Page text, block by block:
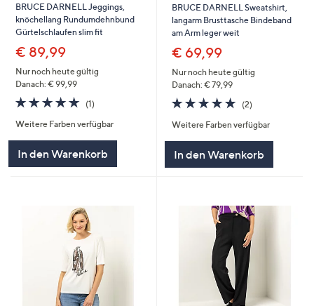
BRUCE DARNELL Jeggings,
knöchellang Rundumdehnbund
Gürtelschlaufen slim fit
€ 89,99
Nur noch heute gültig
Danach: € 99,99
5.0
von
5
(1)
Weitere Farben verfügbar
In den Warenkorb
BRUCE DARNELL Sweatshirt,
langarm Brusttasche Bindeband
am Arm leger weit
€ 69,99
Nur noch heute gültig
Danach: € 79,99
5.0
von
5
(2)
Weitere Farben verfügbar
In den Warenkorb